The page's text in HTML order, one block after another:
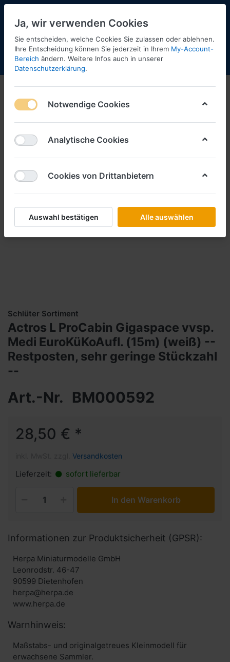
Menü Anmelden Shopaktualisierung
Schlüter Sortiment
Actros L ProCabin Gigaspace vvsp.
Medi EuroKüKoAufl. (15m) (weiß) --
Restposten, sehr geringe Stückzahl
--
Art.-Nr. BM000592
28,50 € *
Versandkosten
Lieferzeit: sofort lieferbar
In den Warenkorb
Informationen zur Produktsicherheit (GPSR):
Herpa Miniaturmodelle GmbH
Leonrodstr. 46-47
90599 Dietenhofen
herpa@herpa.de
www.herpa.de
Warnhinweis:
Maßstabs- und originalgetreues Kleinmodell für
erwachsene Sammler.
Ja, wir verwenden Cookies
Sie entscheiden, welche Cookies Sie zulassen oder ablehnen.
Ihre Entscheidung können Sie jederzeit in Ihrem My-Account-
Bereich ändern. Weitere Infos auch in unserer
Datenschutzerklärung.
Notwendige Cookies
Analytische Cookies
Cookies von Drittanbietern
Auswahl bestätigen Alle auswählen